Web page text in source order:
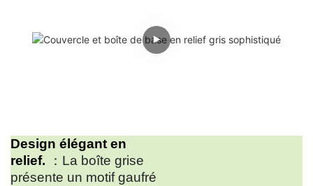
Design élégant en
relief.
：La boîte grise
présente un motif gaufré